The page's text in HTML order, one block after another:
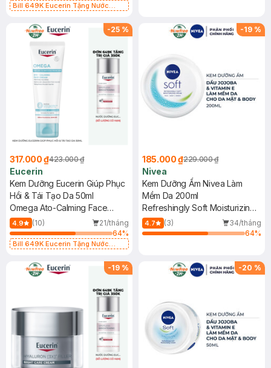
Bill 649K Eucerin Tặng Nước
(SL có hạn)
-25 %
317.000 ₫423.000 ₫
Eucerin
Kem Dưỡng Eucerin Giúp Phục
Hồi & Tái Tạo Da 50ml
Omega Ato-Calming Face
Cream
4.9 (10)
21/tháng
64%
Bill 649K Eucerin Tặng Nước
(SL có hạn)
-19 %
185.000 ₫229.000 ₫
Nivea
Kem Dưỡng Ẩm Nivea Làm
Mềm Da 200ml
Refreshingly Soft Moisturizing
Cream
4.7 (3)
34/tháng
64%
-19 % -20 %